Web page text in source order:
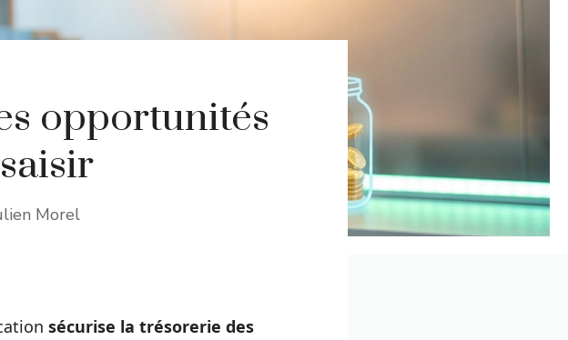
opportunités
Morel
sécurise la trésorerie des